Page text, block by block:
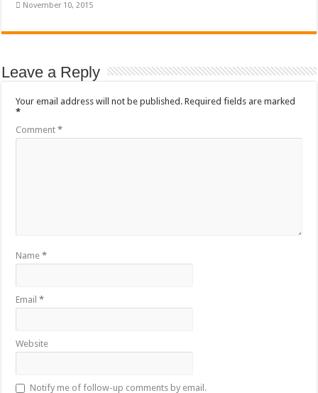
November 10, 2015
Leave a Reply
Your email address will not be published. Required fields are marked
*
Comment*
Name*
Email*
Website
Notify me of follow-up comments by email.